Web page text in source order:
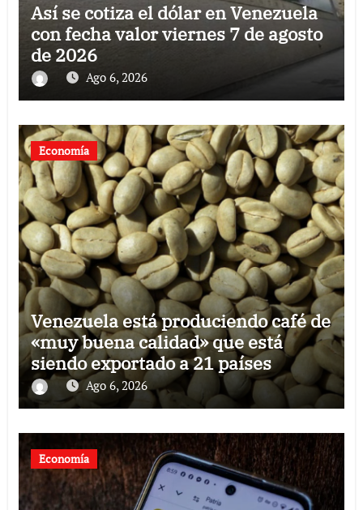
Así se cotiza el dólar en Venezuela
con fecha valor viernes 7 de agosto
de 2026
Ago 6, 2026
Economía
Venezuela está produciendo café de
«muy buena calidad» que está
siendo exportado a 21 países
Ago 6, 2026
Economía